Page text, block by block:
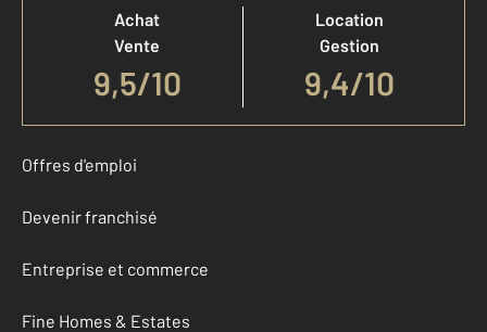
Achat
Vente
9,5/10
Location
Gestion
9,4/10
Offres d'emploi
Devenir franchisé
Entreprise et commerce
Fine Homes & Estates